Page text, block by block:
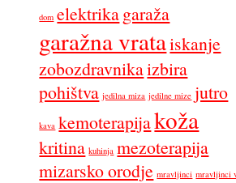
dom elektrikagaraža
garažna vrataiskanje
zobozdravnikaizbira
pohištva jedilna miza jedilne mize jutro
kava kemoterapijakoža
kritina kuhinja mezoterapija
mizarsko orodje mravljinci mravljinci